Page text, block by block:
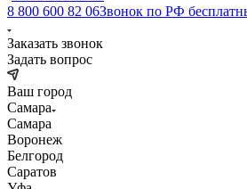
8 800 600 82 06Звонок по РФ
Заказать звонок
Задать вопрос
Ваш город
Самара
Самара
Воронеж
Белгород
Саратов